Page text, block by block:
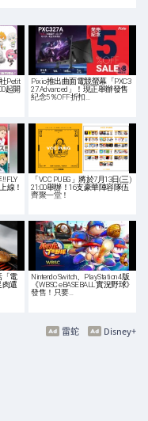
Petit
起開
Pixio推出曲面電競螢幕「PXC3
27 Advanced」！現正舉辦發售
紀念5％OFF折扣…
線！
「VCC PUBG」將於7月13日(三)
21:00舉辦！16支豪華陣容隊伍
齊聚一堂！
「電
肉還
Nintendo Switch、PlayStation 4版
《WBSC eBASEBALL 實況野球》
發售！只要…
Disney+
雷蛇